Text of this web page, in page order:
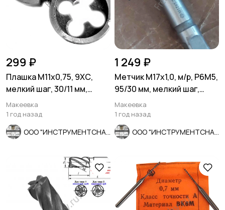
299 ₽
Плашка М11х0,75, 9ХС,
мелкий шаг, 30/11 мм,
ГОСТ 7740-71, СССР
Макеевка
1 год назад
1 249 ₽
Метчик М17х1,0, м/р, Р6М5,
95/30 мм, мелкий шаг,
прох, ГОСТ 3266-81.
Макеевка
1 год назад